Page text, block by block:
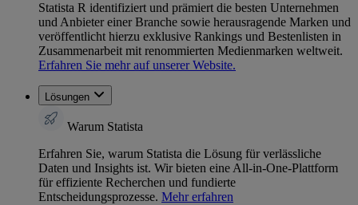
Statista R identifiziert und prämiert die besten Unternehmen
und Anbieter einer Branche sowie herausragende Marken und
veröffentlicht hierzu exklusive Rankings und Bestenlisten in
Zusammenarbeit mit renommierten Medienmarken weltweit.
Erfahren Sie mehr auf unserer Website.
Lösungen
Warum Statista
Erfahren Sie, warum Statista die Lösung für verlässliche
Daten und Insights ist. Wir bieten eine All-in-One-Plattform
für effiziente Recherchen und fundierte
Entscheidungsprozesse. Mehr erfahren